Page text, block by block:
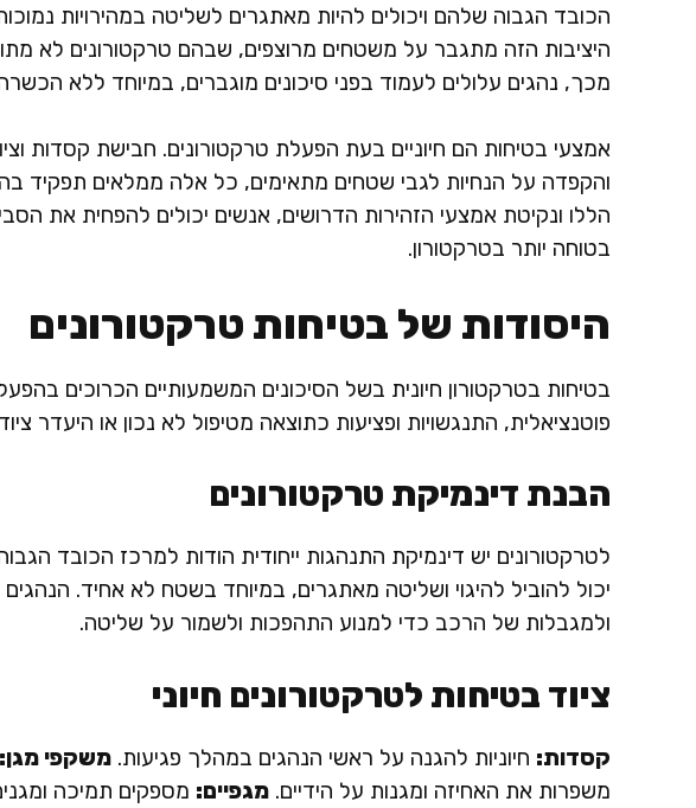
הכובד הגבוה שלהם ויכולים להיות מאתגרים לשליטה במהירויות
היציבות הזה מתגבר על משטחים מרוצפים, שבהם טרקטורונים לא
מכך, נהגים עלולים לעמוד בפני סיכונים מוגברים, במיוחד ללא
אמצעי בטיחות הם חיוניים בעת הפעלת טרקטורונים. חבישת קסדות
והקפדה על הנחיות לגבי שטחים מתאימים, כל אלה ממלאים תפקיד
הללו ונקיטת אמצעי הזהירות הדרושים, אנשים יכולים להפחית את
בטוחה יותר בטרקטורון.
היסודות של בטיחות טרקטורונים
בטיחות בטרקטורון חיונית בשל הסיכונים המשמעותיים הכרוכים
פוטנציאלית, התנגשויות ופציעות כתוצאה מטיפול לא נכון או היעדר
הבנת דינמיקת טרקטורונים
לטרקטורונים יש דינמיקת התנהגות ייחודית הודות למרכז הכובד
יכול להוביל להיגוי ושליטה מאתגרים, במיוחד בשטח לא אחיד. הנהגים
ולמגבלות של הרכב כדי למנוע התהפכות ולשמור על שליטה.
ציוד בטיחות לטרקטורונים חיוני
קסדות: חיוניות להגנה על ראשי הנהגים במהלך פגיעות. משקפי מגן:
משפרות את האחיזה ומגנות על הידיים. מגפיים: מספקים תמיכה